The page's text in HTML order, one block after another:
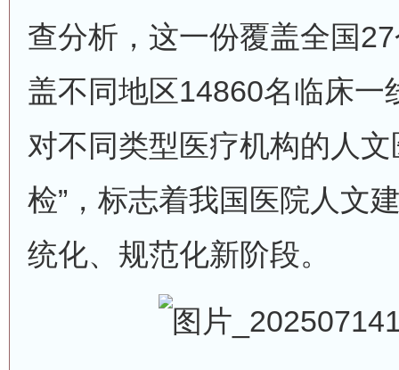
查分析，这一份覆盖全国
盖不同地区14860名临床一
对不同类型医疗机构的人
检”，标志着我国医院人文
统化、规范化新阶段。